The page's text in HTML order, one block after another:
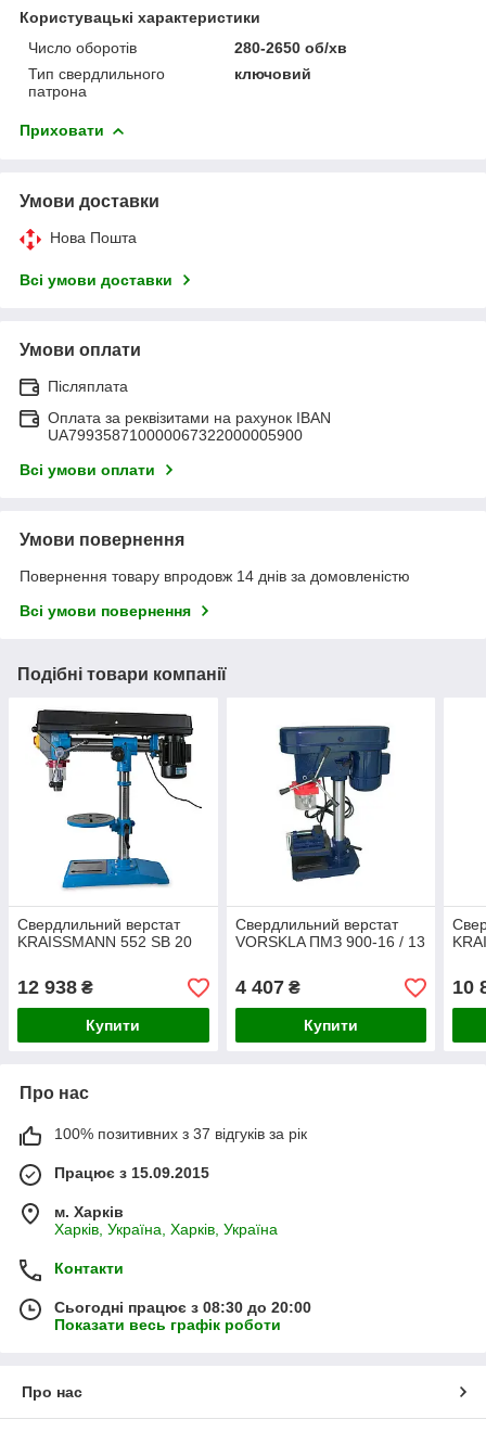
Користувацькі характеристики
Число оборотів
280-2650 об/хв
Тип свердлильного
патрона
ключовий
Приховати
Умови доставки
Нова Пошта
Всі умови доставки
Умови оплати
Післяплата
Оплата за реквізитами на рахунок IBAN
UA799358710000067322000005900
Всі умови оплати
Умови повернення
Повернення товару впродовж 14 днів за домовленістю
Всі умови повернення
Подібні товари компанії
Свердлильний верстат
KRAISSMANN 552 SB 20
12 938 ₴
Купити
Свердлильний верстат
VORSKLA ПМЗ 900-16 / 13
4 407₴
Купити
10
Про нас
100% позитивних з 37 відгуків за рік
Працює з 15.09.2015
м. Харків
Харків, Україна, Харків, Україна
Контакти
Сьогодні працює з 08:30 до 20:00
Показати весь графік роботи
Про нас